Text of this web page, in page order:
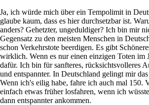
Ja, ich würde mich über ein Tempolimit in
glaube kaum, dass es hier durchsetzbar ist.
anders? Gehetzter, ungeduldiger? Ich bin mir
Gegensatz zu den meisten Menschen in
schon Verkehrstote beerdigen. Es gibt
wirklich. Wenn es nur einen einzigen Toten im
dafür. Ich bin für sanfteres, rücksichtsvolleres
und entspannter. In Deutschland gelingt mir
Wenn ich's eilig habe, fahre ich auch mal 150.
einfach etwas früher losfahren, wenn ich
dann entspannter ankommen.